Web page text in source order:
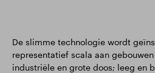
De slimme technologie wordt
representatief scala aan
industriële en grote doos; leeg en